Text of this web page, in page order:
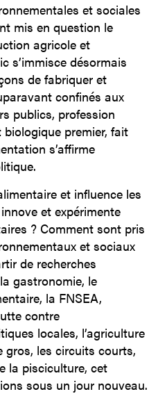
et sociales
mis en question le
agricole et
s’immisce désormais
de fabriquer et
confinés aux
publics, profession
premier, fait
s’affirme
et influence les
et expérimente
? Comment sont pris
et sociaux
de recherches
gastronomie, le
la FNSEA,
contre
locales, l’agriculture
gros, les circuits courts,
la pisciculture, cet
sous un jour nouveau.